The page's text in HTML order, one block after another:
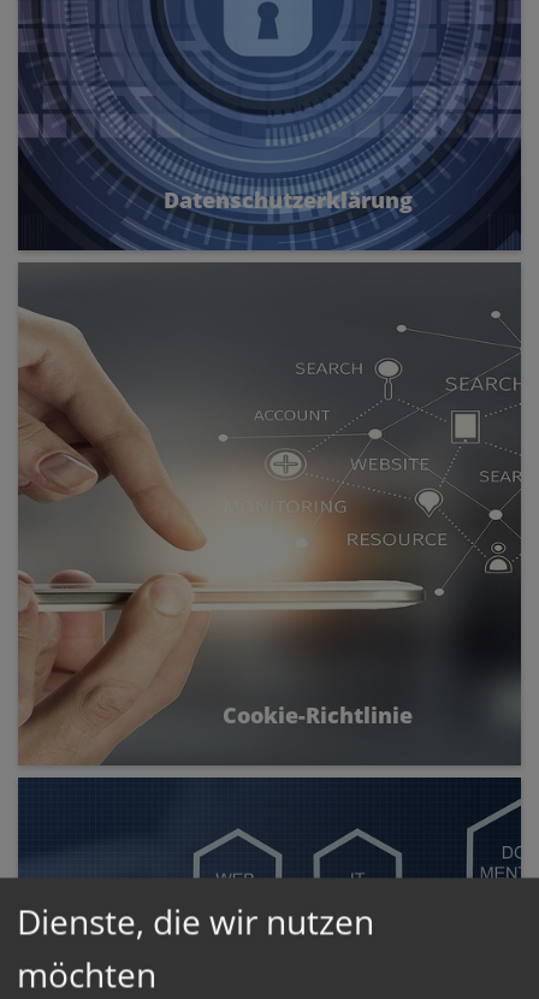
Datenschutzerklärung
Es ist der Katholischen Kirche in
Oberösterreich ein besonderes Anliegen, die
hier die Datenschutzerklärung der Diözese
Cookie-Richtlinie
Cookies sind kleine Textdateien, die von einer
Webseite auf dem Gerät eines Besuchers
Dienste, die wir nutzen
möchten